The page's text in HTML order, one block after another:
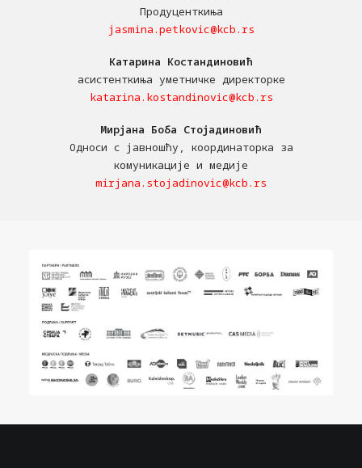
Продуценткиња
jasmina.petkovic@kcb.rs
Катарина Костандиновић
асистенткиња уметничке директорке
katarina.kostandinovic@kcb.rs
Мирјана Боба Стојадиновић
Односи с јавношћу, координаторка за
комуникације и медије
mirjana.stojadinovic@kcb.rs